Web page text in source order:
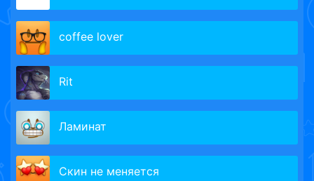
coffee lover
Rit
Ламинат
Скин не меняется